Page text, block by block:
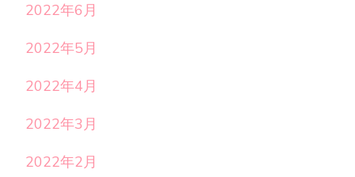
2022年6月
2022年5月
2022年4月
2022年3月
2022年2月